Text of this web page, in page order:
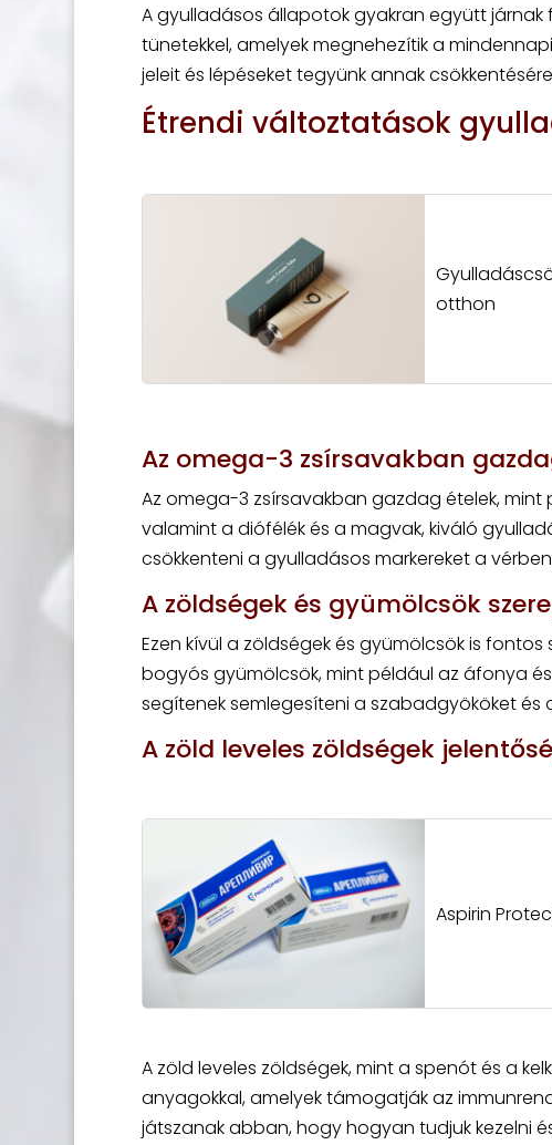
A gyulladásos állapotok gyakran együtt
tünetekkel, amelyek megnehezítik a
jeleit és lépéseket tegyünk annak
Étrendi változtatások
otthon
Az omega-3 zsírsavakban
Az omega-3 zsírsavakban gazdag ételek,
valamint a diófélék és a magvak, kiváló
csökkenteni a gyulladásos markereket a
A zöldségek és gyümölcsök
Ezen kívül a zöldségek és gyümölcsök is
bogyós gyümölcsök, mint például az áfonya
segítenek semlegesíteni a szabadgyököket és
A zöld leveles zöldségek
Aspirin
A zöld leveles zöldségek, mint a spenót és a
anyagokkal, amelyek támogatják az
játszanak abban, hogy hogyan tudjuk kezelni